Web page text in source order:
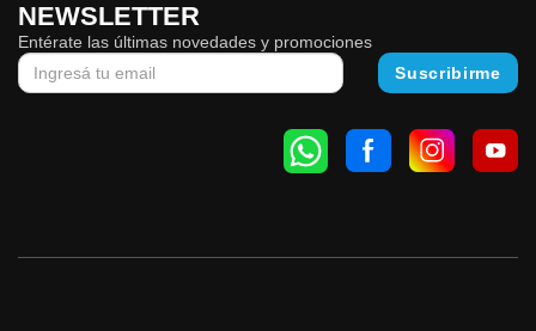
NEWSLETTER
Entérate las últimas novedades y promociones